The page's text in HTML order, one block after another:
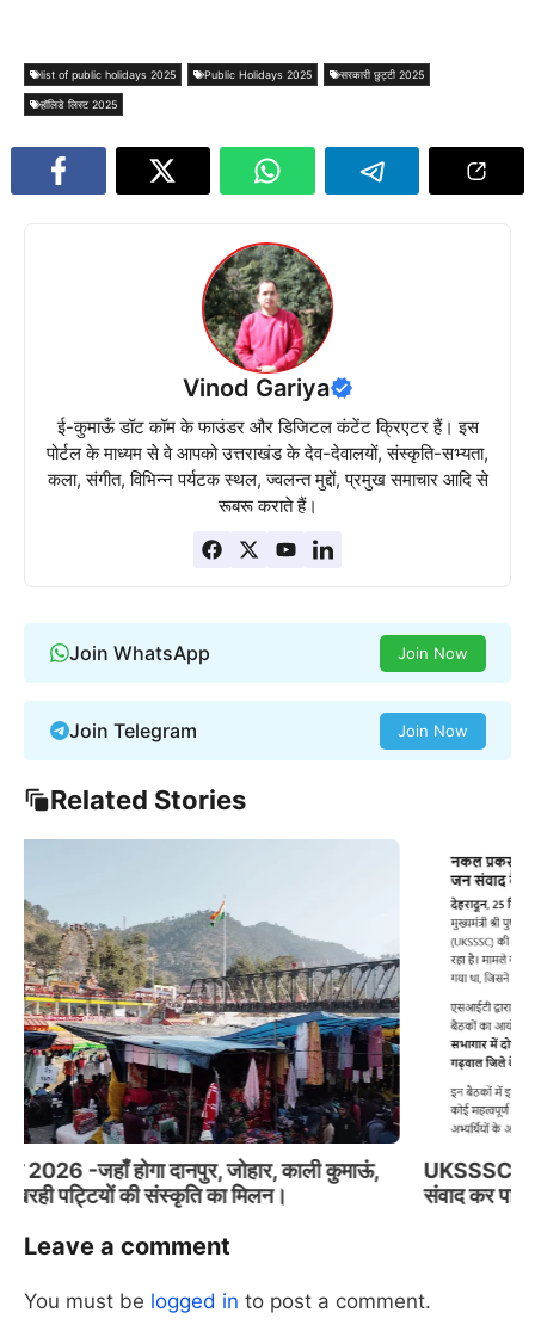
list of public holidays 2025 Public Holidays 2025 सरकारी छुट्टी 2025
हॉलिडे लिस्ट 2025
Vinod Gariya
ई-कुमाऊँ डॉट कॉम के फाउंडर और डिजिटल कंटेंट क्रिएटर हैं। इस
पोर्टल के माध्यम से वे आपको उत्तराखंड के देव-देवालयों, संस्कृति-सभ्यता,
कला, संगीत, विभिन्न पर्यटक स्थल, ज्वलन्त मुद्दों, प्रमुख समाचार आदि से
रूबरू कराते हैं।
Join WhatsApp Join Now
Join Telegram Join Now
Related Stories
UKSSSC पेपर लीक : होंगी जन संवाद बैठकें, SIT से प्रत्यक्ष
संवाद कर पाएंगे।
Slide 3 of 6
Leave a comment
You must be logged in to post a comment.